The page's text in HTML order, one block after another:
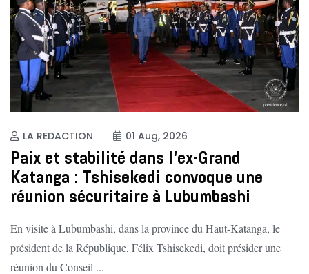
LA REDACTION 01 Aug, 2026
Paix et stabilité dans l’ex-Grand
Katanga : Tshisekedi convoque une
réunion sécuritaire à Lubumbashi
En visite à Lubumbashi, dans la province du Haut-Katanga, le
président de la République, Félix Tshisekedi, doit présider une
réunion du Conseil ...